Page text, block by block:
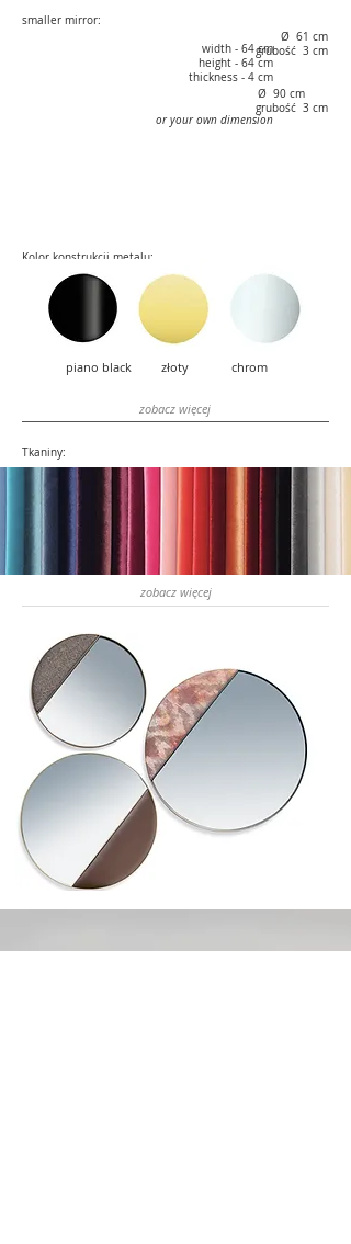
Ø 61 cm
grubość 3 cm
Ø 90 cm
grubość 3 cm
smaller mirror:
width - 64 cm
height - 64 cm
thickness - 4 cm
or your own dimension
Kolor konstrukcji metalu:
piano black złoty chrom
zobacz więcej
Tkaniny:
zobacz więcej